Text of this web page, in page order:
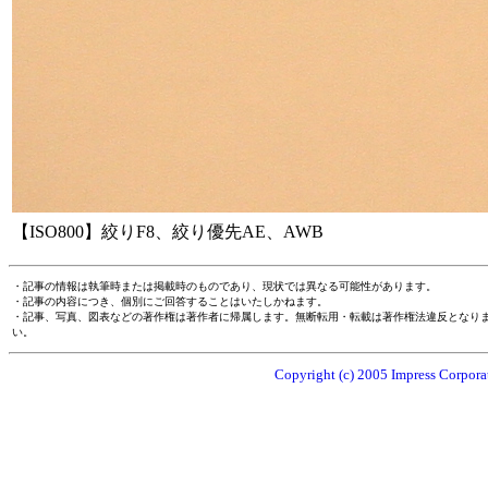
【ISO800】絞りF8、絞り優先AE、AWB
・記事の情報は執筆時または掲載時のものであり、現状では異なる可能性があります。
・記事の内容につき、個別にご回答することはいたしかねます。
・記事、写真、図表などの著作権は著作者に帰属します。無断転用・転載は著作権法違反とな
い。
Copyright (c) 2005 Impress